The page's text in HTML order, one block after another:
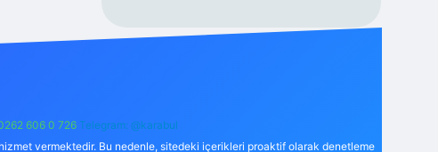
606 0 726 Telegram: @karabul
vermektedir. Bu nedenle, sitedeki içerikleri proaktif olarak denetleme